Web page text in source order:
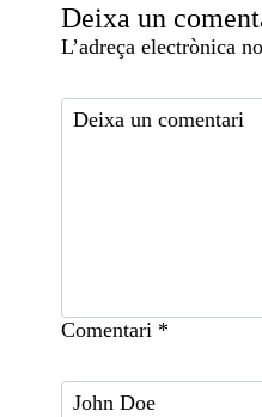
Deixa un
L’adreça electrònica
Comentari *